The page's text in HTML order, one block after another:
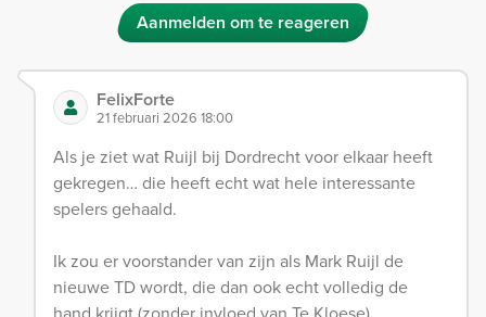
Aanmelden om te reageren
FelixForte
21 februari 2026 18:00
Als je ziet wat Ruijl bij Dordrecht voor elkaar heeft
gekregen… die heeft echt wat hele interessante
spelers gehaald.
Ik zou er voorstander van zijn als Mark Ruijl de
nieuwe TD wordt, die dan ook echt volledig de